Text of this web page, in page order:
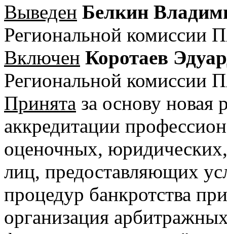
Выведен Белкин
Региональной
Включен Коротаев
Региональной
Принята за основу новая
аккредитации
оценочных,
лиц, предоставляющих
процедур банкротства
организация